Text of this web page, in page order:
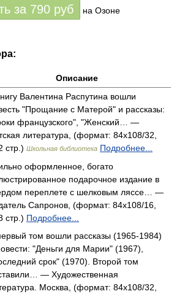
за 790 руб на Озоне
Описание
Валентина Распутина вошли
"Прощание с Матерой" и рассказы:
французского", "Женский… —
литература, (формат: 84x108/32,
стр.) Школьная библиотека Подробнее...
оформленное, богато
подарочное издание в
переплете с шелковым ляссе… —
Сапронов, (формат: 84x108/16,
стр.) Подробнее...
том вошли рассказы (1965-1984)
"Деньги для Марии" (1967),
срок" (1970). Второй том
— Художественная
Москва, (формат: 84x108/32,